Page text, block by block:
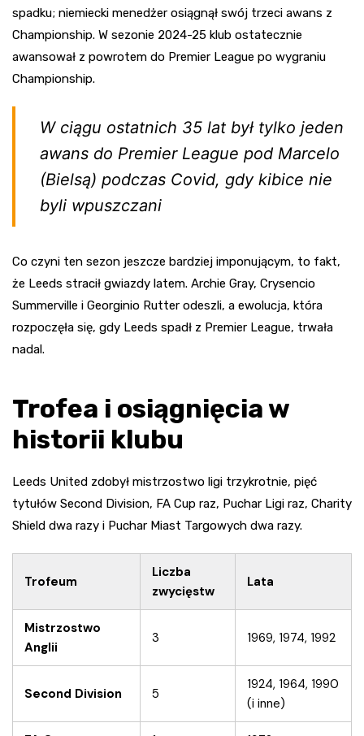
spadku; niemiecki menedżer osiągnął swój trzeci awans z
Championship. W sezonie 2024-25 klub ostatecznie
awansował z powrotem do Premier League po wygraniu
Championship.
W ciągu ostatnich 35 lat był tylko jeden
awans do Premier League pod Marcelo
(Bielsą) podczas Covid, gdy kibice nie
byli wpuszczani
Co czyni ten sezon jeszcze bardziej imponującym, to fakt,
że Leeds stracił gwiazdy latem. Archie Gray, Crysencio
Summerville i Georginio Rutter odeszli, a ewolucja, która
rozpoczęła się, gdy Leeds spadł z Premier League, trwała
nadal.
Trofea i osiągnięcia w
historii klubu
Leeds United zdobył mistrzostwo ligi trzykrotnie, pięć
tytułów Second Division, FA Cup raz, Puchar Ligi raz, Charity
Shield dwa razy i Puchar Miast Targowych dwa razy.
Trofeum
Liczba
zwycięstw
Lata
Mistrzostwo
Anglii
3 1969, 1974, 1992
Second Division 5
1924, 1964, 1990
(i inne)